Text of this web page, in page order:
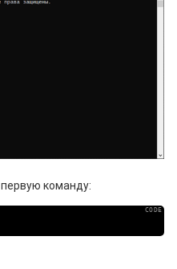
команду: